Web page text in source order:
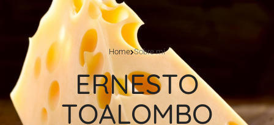
Home Sobre mí
ERNESTO
TOALOMBO